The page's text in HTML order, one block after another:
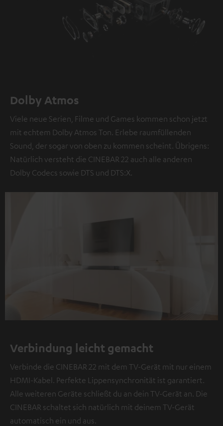
Dolby Atmos
Viele neue Serien, Filme und Games kommen schon jetzt
mit echtem Dolby Atmos Ton. Erlebe raumfüllenden
Sound, der sogar von oben zu kommen scheint. Übrigens:
Natürlich versteht die CINEBAR 22 auch alle anderen
Dolby Codecs sowie DTS und DTS:X.
Verbindung leicht gemacht
Verbinde die CINEBAR 22 mit dem TV-Gerät mit nur einem
HDMI-Kabel. Perfekte Lippensynchronität ist garantiert.
Alle weiteren Geräte schließt du an dein TV-Gerät an. Die
CINEBAR schaltet sich natürlich mit deinem TV-Gerät
automatisch ein und aus.